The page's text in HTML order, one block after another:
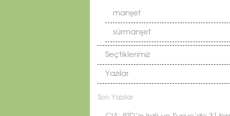
manşet
sürmanşet
Seçtiklerimiz
Yazılar
Son Yazılar